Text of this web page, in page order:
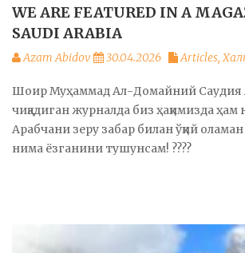
WE ARE FEATURED IN A
SAUDI ARABIA
Azam Abidov 30.04.2026 Articles,
Шоир Муҳаммад Ал-Домайний Саудия
чиқадиган журналда биз ҳақимизда
Арабчани зеру забар билан ўқий
нима ёзганини тушунсам! ????